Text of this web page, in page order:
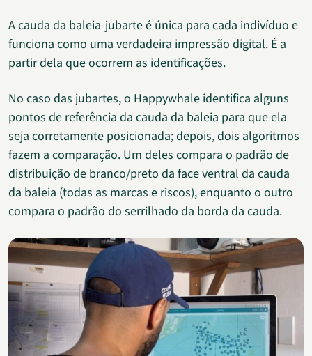
A cauda da baleia-jubarte é única para cada indivíduo e
funciona como uma verdadeira impressão digital. É a
partir dela que ocorrem as identificações.
No caso das jubartes, o Happywhale identifica alguns
pontos de referência da cauda da baleia para que ela
seja corretamente posicionada; depois, dois algoritmos
fazem a comparação. Um deles compara o padrão de
distribuição de branco/preto da face ventral da cauda
da baleia (todas as marcas e riscos), enquanto o outro
compara o padrão do serrilhado da borda da cauda.